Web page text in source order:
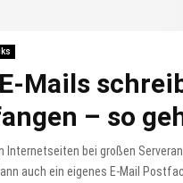
Mails
– so
Internetseiten bei großen
auch ein eigenes E-Mail